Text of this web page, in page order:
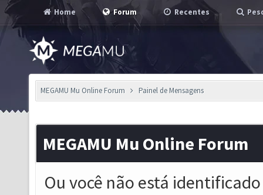
Home Forum Recentes
MEGAMU Mu Online Forum Painel de Mensagens
MEGAMU Mu Online Forum
Ou você não está